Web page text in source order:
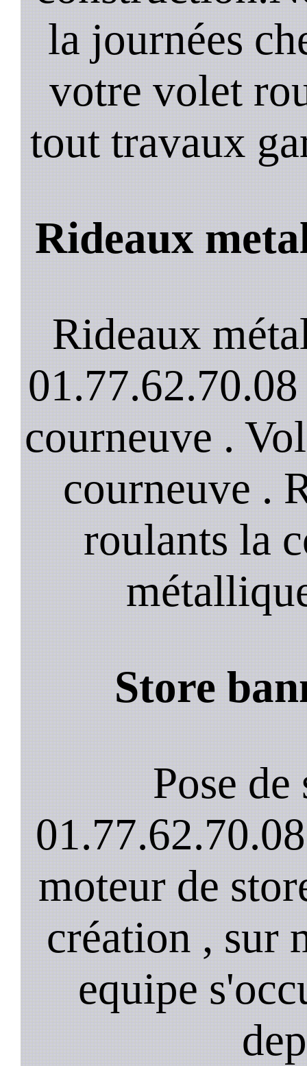
la journées
votre volet
tout travaux
Rideaux
Rideaux
courneuve .
courneuve .
roulants la
Store
Pose de
moteur de
création , sur
equipe